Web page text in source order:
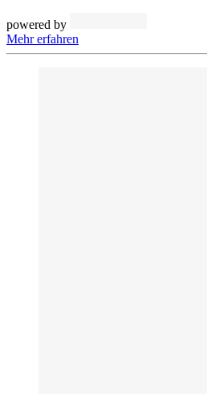
powered by
Mehr erfahren